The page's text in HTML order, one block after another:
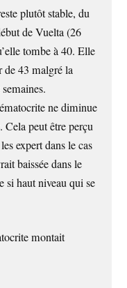
plutôt stable, du
de Vuelta (26
tombe à 40. Elle
de 43 malgré la
ne diminue
Cela peut être perçu
expert dans le cas
baissée dans le
si haut niveau qui se
montait